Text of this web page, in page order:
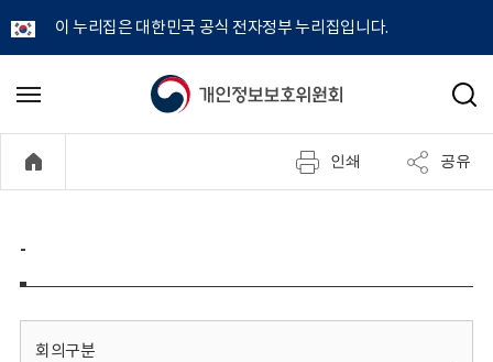
이 누리집은 대한민국 공식 전자정부 누리집입니다.
개
정
보
메
기
검
인쇄 공유
-
회의구분